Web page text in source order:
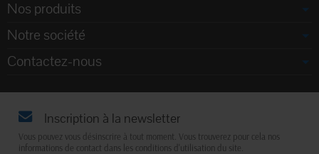
Nos produits
Notre société
Contactez-nous
Inscription à la newsletter
Vous pouvez vous désinscrire à tout moment. Vous trouverez pour cela nos
informations de contact dans les conditions d'utilisation du site.